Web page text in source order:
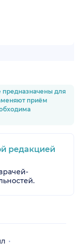
для
приём
редакцией